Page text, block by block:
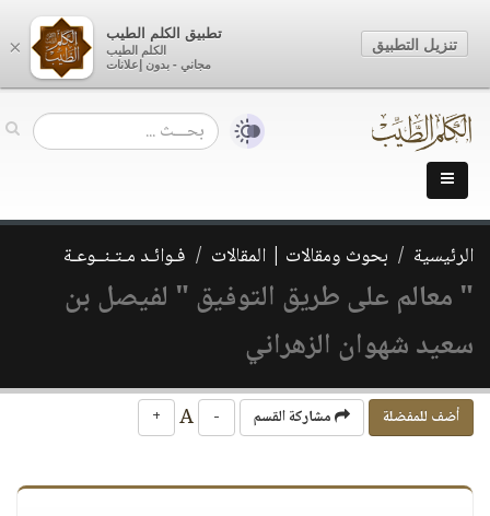
الرئيسية بحوث ومقالات | المقالات فـوائـد مـتـنــوعـة
" معالم على طريق التوفيق " لفيصل بن
سعيد شهوان الزهراني
أضف للمفضلة مشاركة القسم -
+
×
تطبيق الكلم الطيب
الكلم الطيب
مجاني - بدون إعلانات
تنزيل التطبيق